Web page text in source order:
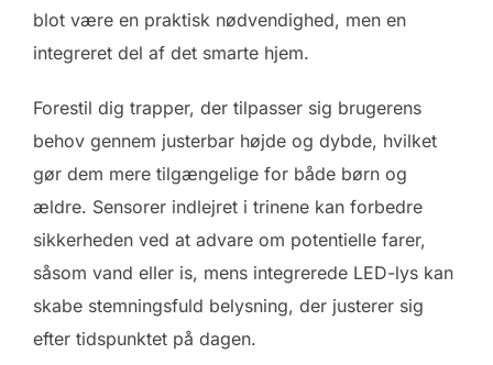
blot være en praktisk nødvendighed, men en
integreret del af det smarte hjem.
Forestil dig trapper, der tilpasser sig brugerens
behov gennem justerbar højde og dybde, hvilket
gør dem mere tilgængelige for både børn og
ældre. Sensorer indlejret i trinene kan forbedre
sikkerheden ved at advare om potentielle farer,
såsom vand eller is, mens integrerede LED-lys kan
skabe stemningsfuld belysning, der justerer sig
efter tidspunktet på dagen.